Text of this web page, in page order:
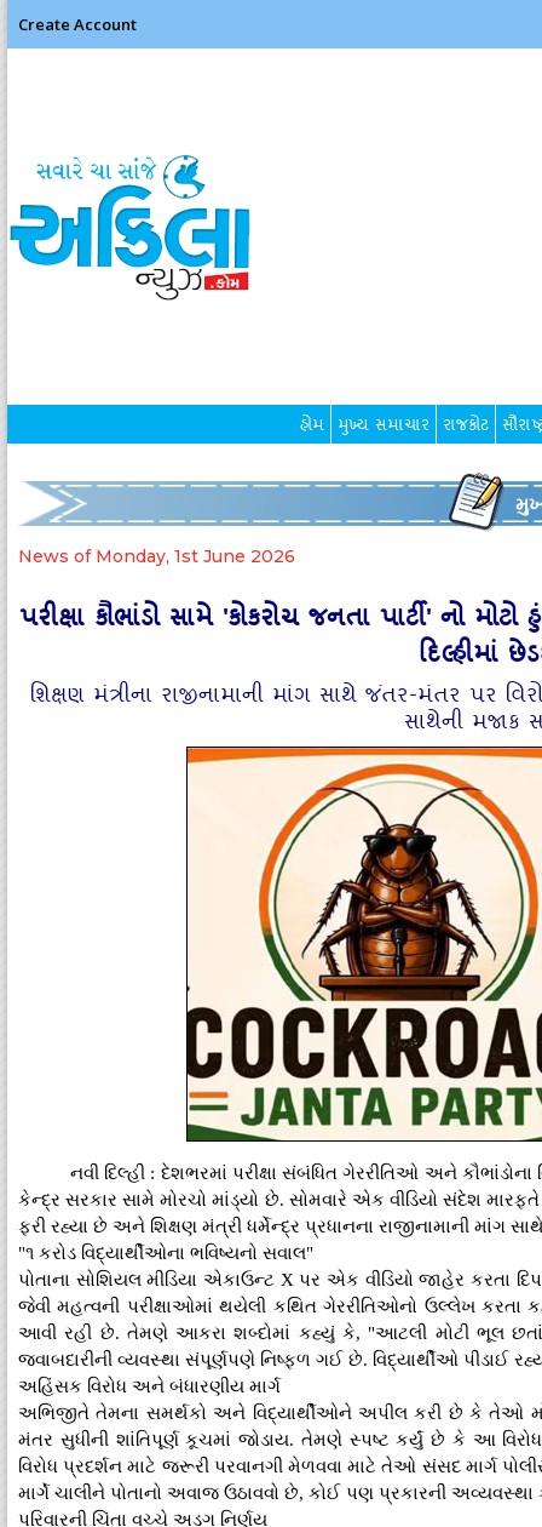
Create Account
હોમ મુખ્ય સમાચાર રાજકોટ
News of Monday, 1st June 2026
પરીક્ષા કૌભાંડો સામે 'કોકરોચ જનતા પાર્ટી' નો
દિલ્હીમાં
શિક્ષણ મંત્રીના રાજીનામાની માંગ સાથે જંતર-મંતર પર
સાથેની મજાક
નવી દિલ્હી : દેશભરમાં પરીક્ષા સંબંધિત ગેરરીતિઓ અને
કેન્દ્ર સરકાર સામે મોરચો માંડ્યો છે. સોમવારે એક વીડિયો સંદેશ
ફરી રહ્યા છે અને શિક્ષણ મંત્રી ધર્મેન્દ્ર પ્રધાનના રાજીનામાની માંગ
"૧ કરોડ વિદ્યાર્થીઓના ભવિષ્યનો સવાલ"
પોતાના સોશિયલ મીડિયા એકાઉન્ટ X પર એક વીડિયો જાહેર કરતા
જેવી મહત્વની પરીક્ષાઓમાં થયેલી કથિત ગેરરીતિઓનો ઉલ્લેખ કરતા
આવી રહી છે. તેમણે આકરા શબ્દોમાં કહ્યું કે, "આટલી મોટી ભૂલ
જવાબદારીની વ્યવસ્થા સંપૂર્ણપણે નિષ્ફળ ગઈ છે. વિદ્યાર્થીઓ પીડાઈ
અહિંસક વિરોધ અને બંધારણીય માર્ગ
અભિજીતે તેમના સમર્થકો અને વિદ્યાર્થીઓને અપીલ કરી છે કે તેઓ
મંતર સુધીની શાંતિપૂર્ણ કૂચમાં જોડાય. તેમણે સ્પષ્ટ કર્યું છે કે આ
વિરોધ પ્રદર્શન માટે જરૂરી પરવાનગી મેળવવા માટે તેઓ સંસદ માર્ગ
માર્ગે ચાલીને પોતાનો અવાજ ઉઠાવવો છે, કોઈ પણ પ્રકારની
પરિવારની ચિંતા વચ્ચે અડગ નિર્ણય